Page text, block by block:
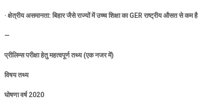
· क्षेत्रीय असमानता: बिहार जैसे राज्यों में उच्च शिक्षा काGERराष्ट्रीय औसत से कम है
—
प्रीलिम्स परीक्षा हेतु महत्वपूर्ण तथ्य (एक नजर में)
विषय तथ्य
घोषणा वर्ष2020